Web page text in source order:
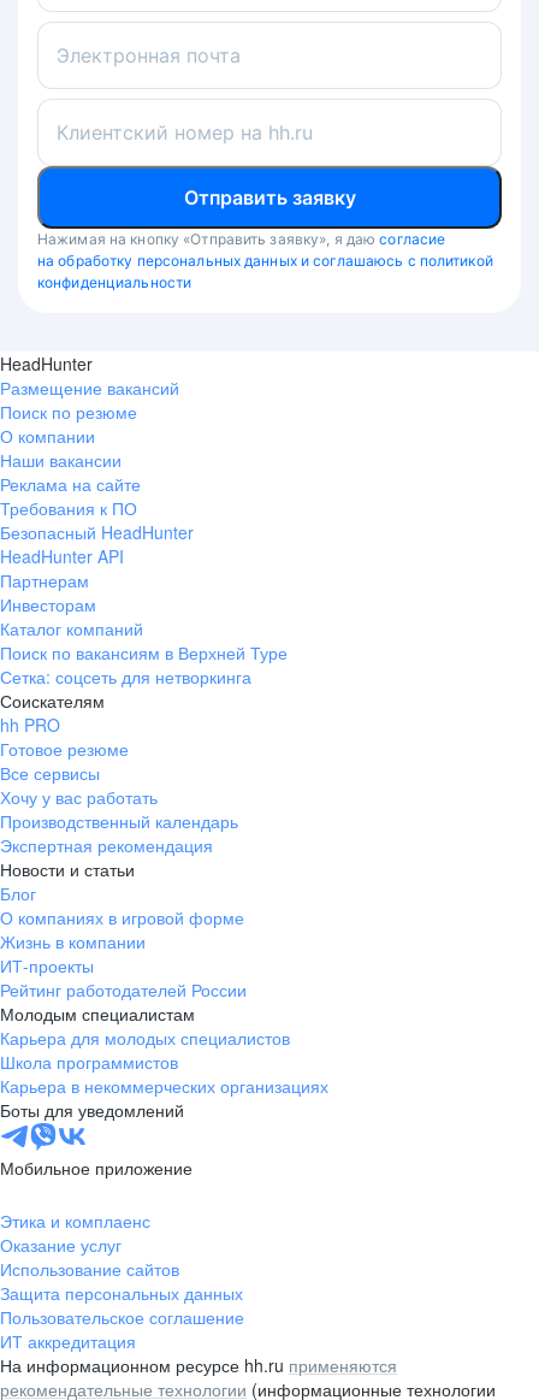
Электронная почта
Клиентский номер на hh.ru
Отправить заявку
Нажимая на кнопку «Отправить заявку», я даю согласие
на обработку персональных данных и соглашаюсь с политикой
конфиденциальности
HeadHunter
Размещение вакансий
Поиск по резюме
О компании
Наши вакансии
Реклама на сайте
Требования к ПО
Безопасный HeadHunter
HeadHunter API
Партнерам
Инвесторам
Каталог компаний
Поиск по вакансиям в Верхней Туре
Сетка: соцсеть для нетворкинга
Соискателям
hh PRO
Готовое резюме
Все сервисы
Хочу у вас работать
Производственный календарь
Экспертная рекомендация
Новости и статьи
Блог
О компаниях в игровой форме
Жизнь в компании
ИТ-проекты
Рейтинг работодателей России
Молодым специалистам
Карьера для молодых специалистов
Школа программистов
Карьера в некоммерческих организациях
Боты для уведомлений
Мобильное приложение
Этика и комплаенс
Оказание услуг
Использование сайтов
Защита персональных данных
Пользовательское соглашение
ИТ аккредитация
На информационном ресурсе hh.ru применяются
рекомендательные технологии (информационные технологии